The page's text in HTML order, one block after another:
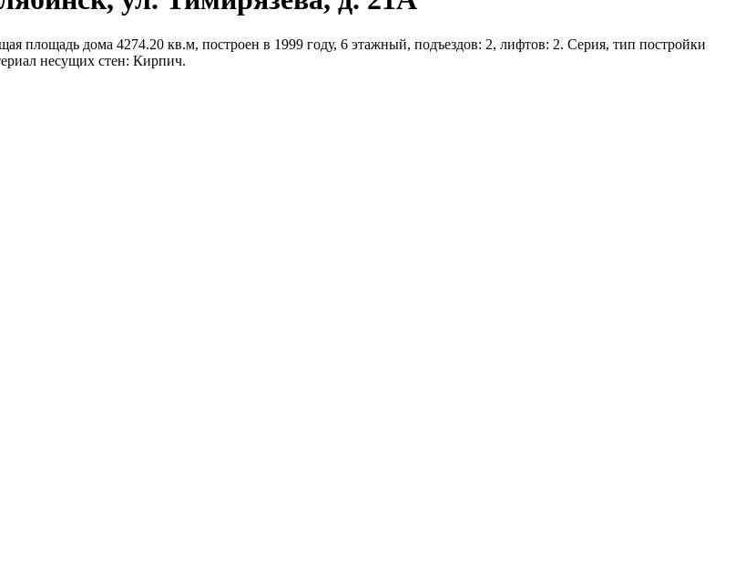
площадь дома 4274.20 кв.м, построен в 1999 году, 6 этажный, подъездов: 2, лифтов: 2. Серия, тип постройки
несущих стен: Кирпич.